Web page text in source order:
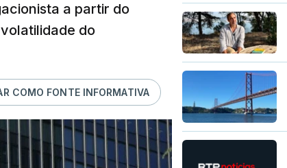
a partir do
do
COMO FONTE INFORMATIVA